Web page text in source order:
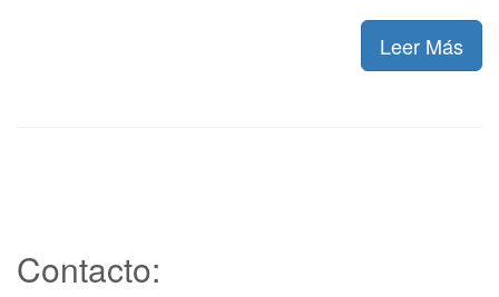
Leer Más
Contacto: